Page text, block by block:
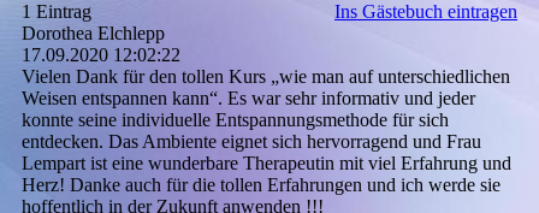
1 Eintrag
Ins Gästebuch eintragen
Dorothea Elchlepp
17.09.2020 12:02:22
Vielen Dank für den tollen Kurs „wie man auf unterschiedlichen
Weisen entspannen kann“. Es war sehr informativ und jeder
konnte seine individuelle Entspannungsmethode für sich
entdecken. Das Ambiente eignet sich hervorragend und Frau
Lempart ist eine wunderbare Therapeutin mit viel Erfahrung und
Herz! Danke auch für die tollen Erfahrungen und ich werde sie
hoffentlich in der Zukunft anwenden !!!